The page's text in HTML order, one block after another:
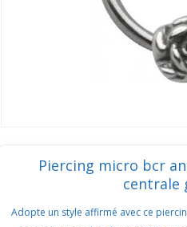
Piercing micro bcr
centrale
Adopte un style affirmé avec ce